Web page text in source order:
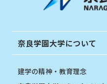
奈良学園大学について
建学の精神・教育理念